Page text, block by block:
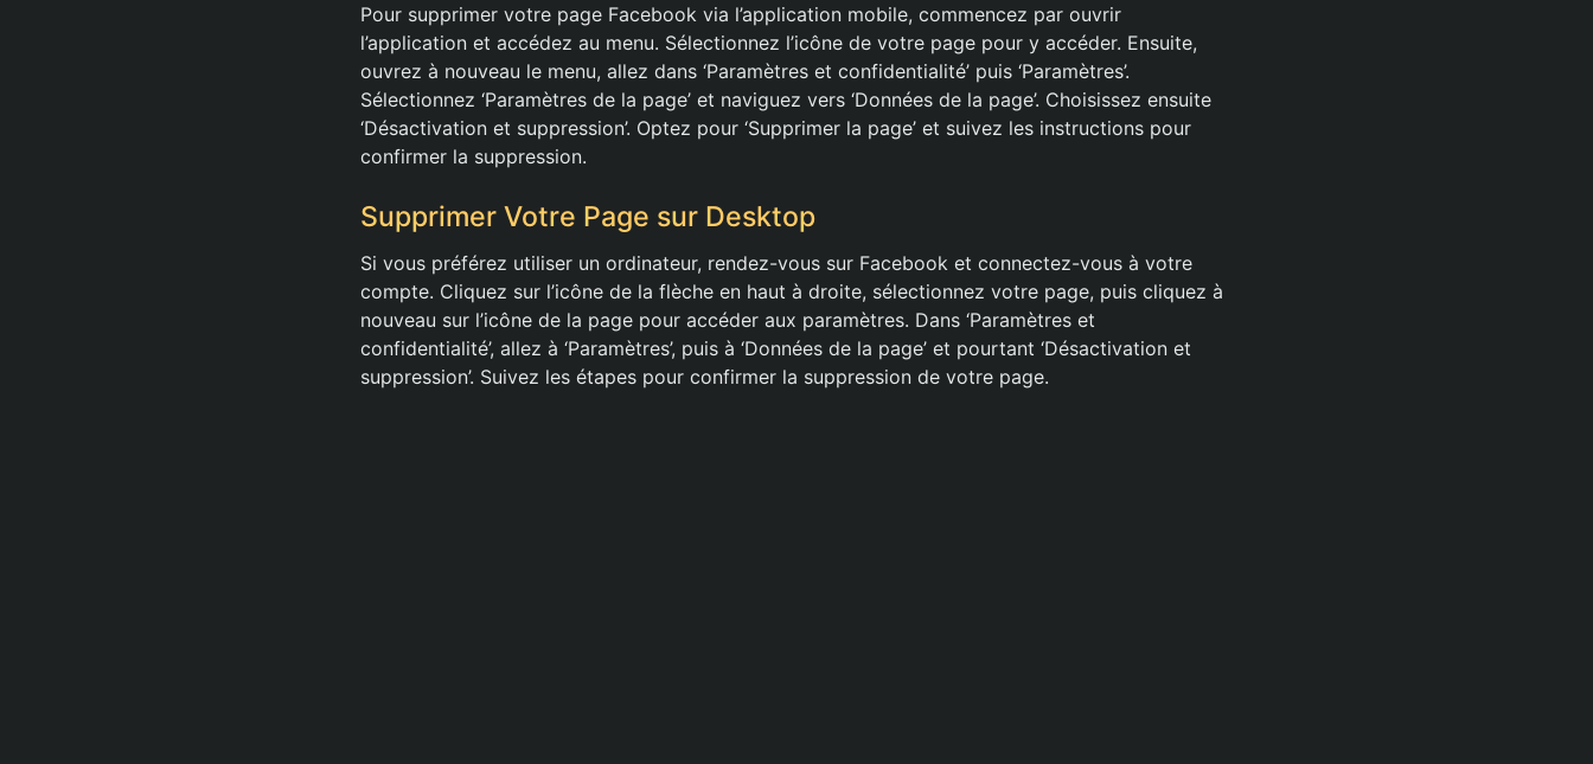
Pour supprimer votre page Facebook via l’application mobile, commencez par ouvrir
l’application et accédez au menu. Sélectionnez l’icône de votre page pour y accéder. Ensuite,
ouvrez à nouveau le menu, allez dans ‘Paramètres et confidentialité’ puis ‘Paramètres’.
Sélectionnez ‘Paramètres de la page’ et naviguez vers ‘Données de la page’. Choisissez ensuite
‘Désactivation et suppression’. Optez pour ‘Supprimer la page’ et suivez les instructions pour
confirmer la suppression.
Supprimer Votre Page sur Desktop
Si vous préférez utiliser un ordinateur, rendez-vous sur Facebook et connectez-vous à votre
compte. Cliquez sur l’icône de la flèche en haut à droite, sélectionnez votre page, puis cliquez à
nouveau sur l’icône de la page pour accéder aux paramètres. Dans ‘Paramètres et
confidentialité’, allez à ‘Paramètres’, puis à ‘Données de la page’ et pourtant ‘Désactivation et
suppression’. Suivez les étapes pour confirmer la suppression de votre page.